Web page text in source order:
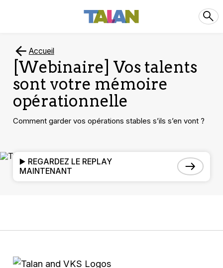
Accueil
[Webinaire] Vos talents
sont votre mémoire
opérationnelle
Comment garder vos opérations stables s’ils s’en vont ?
▶️ REGARDEZ LE REPLAY
MAINTENANT